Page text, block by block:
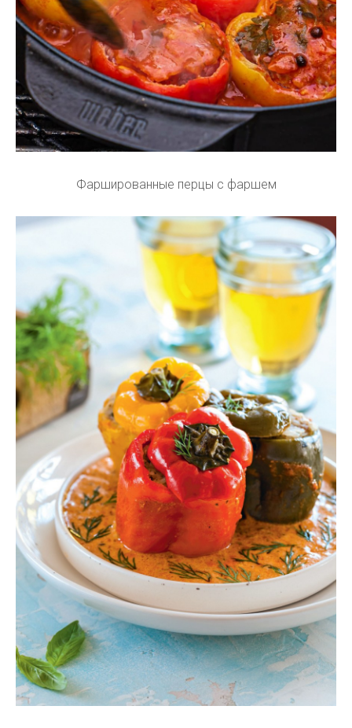
Фаршированные перцы с фаршем